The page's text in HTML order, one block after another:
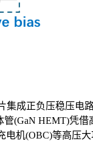
成正负压稳压
(GaN HEMT)凭
电机(OBC)等高压大